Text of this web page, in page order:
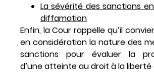
La sévérité des sanctions
diffamation
Enfin, la Cour rappelle qu’il
en considération la nature des
sanctions pour évaluer la
d’une atteinte au droit à la liberté